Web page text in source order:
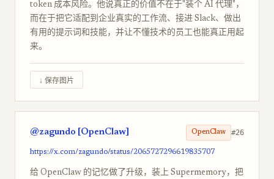
token 成本风险。他说真正的价值不在于"装个 AI 代理"，
而在于把它适配到企业真实的工作流、接进 Slack、做出
有用的提示词和技能，并让不懂技术的员工也能真正用起
来。
↓ 保存图片
@zagundo [OpenClaw] OpenClaw #26
https://x.com/zagundo/status/2065727296619835707
给 OpenClaw 的记忆做了升级，装上 Supermemory，把